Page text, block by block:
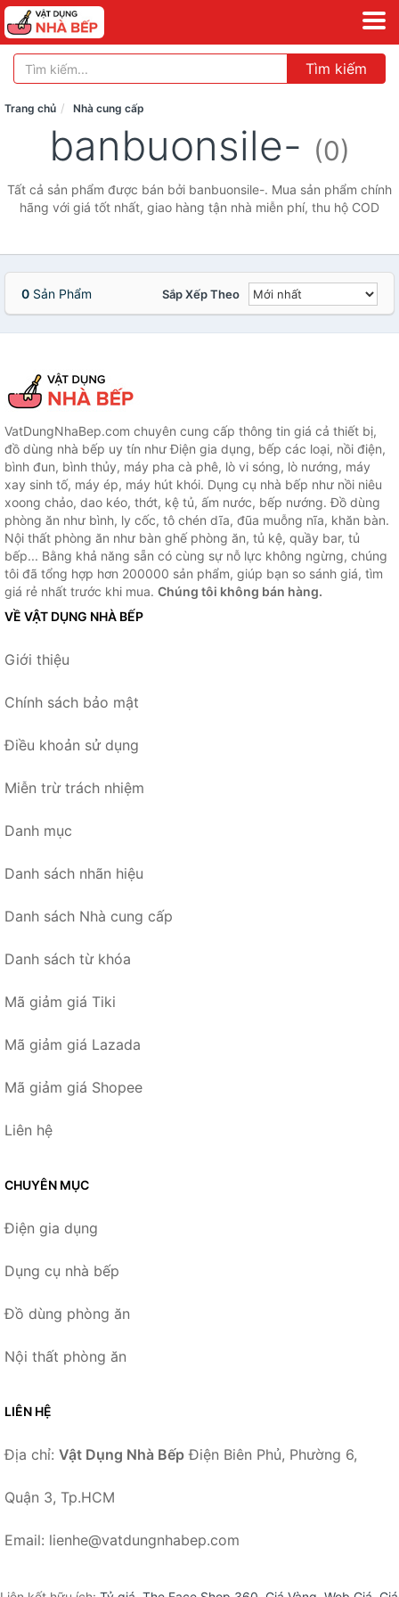
Tìm kiếm
Trang chủ Nhà cung cấp
banbuonsile- (0)
Tất cả sản phẩm được bán bởi banbuonsile-. Mua sản phẩm chính
hãng với giá tốt nhất, giao hàng tận nhà miễn phí, thu hộ COD
0 Sản Phẩm Sắp Xếp Theo
VatDungNhaBep.com chuyên cung cấp thông tin giá cả thiết bị,
đồ dùng nhà bếp uy tín như Điện gia dụng, bếp các loại, nồi điện,
bình đun, bình thủy, máy pha cà phê, lò vi sóng, lò nướng, máy
xay sinh tố, máy ép, máy hút khói. Dụng cụ nhà bếp như nồi niêu
xoong chảo, dao kéo, thớt, kệ tủ, ấm nước, bếp nướng. Đồ dùng
phòng ăn như bình, ly cốc, tô chén dĩa, đũa muỗng nĩa, khăn bàn.
Nội thất phòng ăn như bàn ghế phòng ăn, tủ kệ, quầy bar, tủ
bếp... Bằng khả năng sẵn có cùng sự nỗ lực không ngừng, chúng
tôi đã tổng hợp hơn 200000 sản phẩm, giúp bạn so sánh giá, tìm
giá rẻ nhất trước khi mua. Chúng tôi không bán hàng.
VỀ VẬT DỤNG NHÀ BẾP
Giới thiệu
Chính sách bảo mật
Điều khoản sử dụng
Miễn trừ trách nhiệm
Danh mục
Danh sách nhãn hiệu
Danh sách Nhà cung cấp
Danh sách từ khóa
Mã giảm giá Tiki
Mã giảm giá Lazada
Mã giảm giá Shopee
Liên hệ
CHUYÊN MỤC
Điện gia dụng
Dụng cụ nhà bếp
Đồ dùng phòng ăn
Nội thất phòng ăn
LIÊN HỆ
Địa chỉ: Vật Dụng Nhà Bếp Điện Biên Phủ, Phường 6,
Quận 3, Tp.HCM
Email: lienhe@vatdungnhabep.com